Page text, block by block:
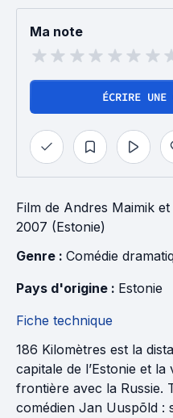
Ma note
ÉCRIRE
Film de Andres Maimik et
2007 (Estonie)
Genre : Comédie
Pays d'origine : Estonie
Fiche technique
186 Kilomètres est la
capitale de l’Estonie et
frontière avec la Russie.
comédien Jan Uuspõld :